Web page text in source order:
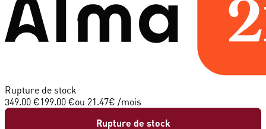
Rupture de stock
349.00 €199.00 €ou 21.47€ /mois
Rupture de stock